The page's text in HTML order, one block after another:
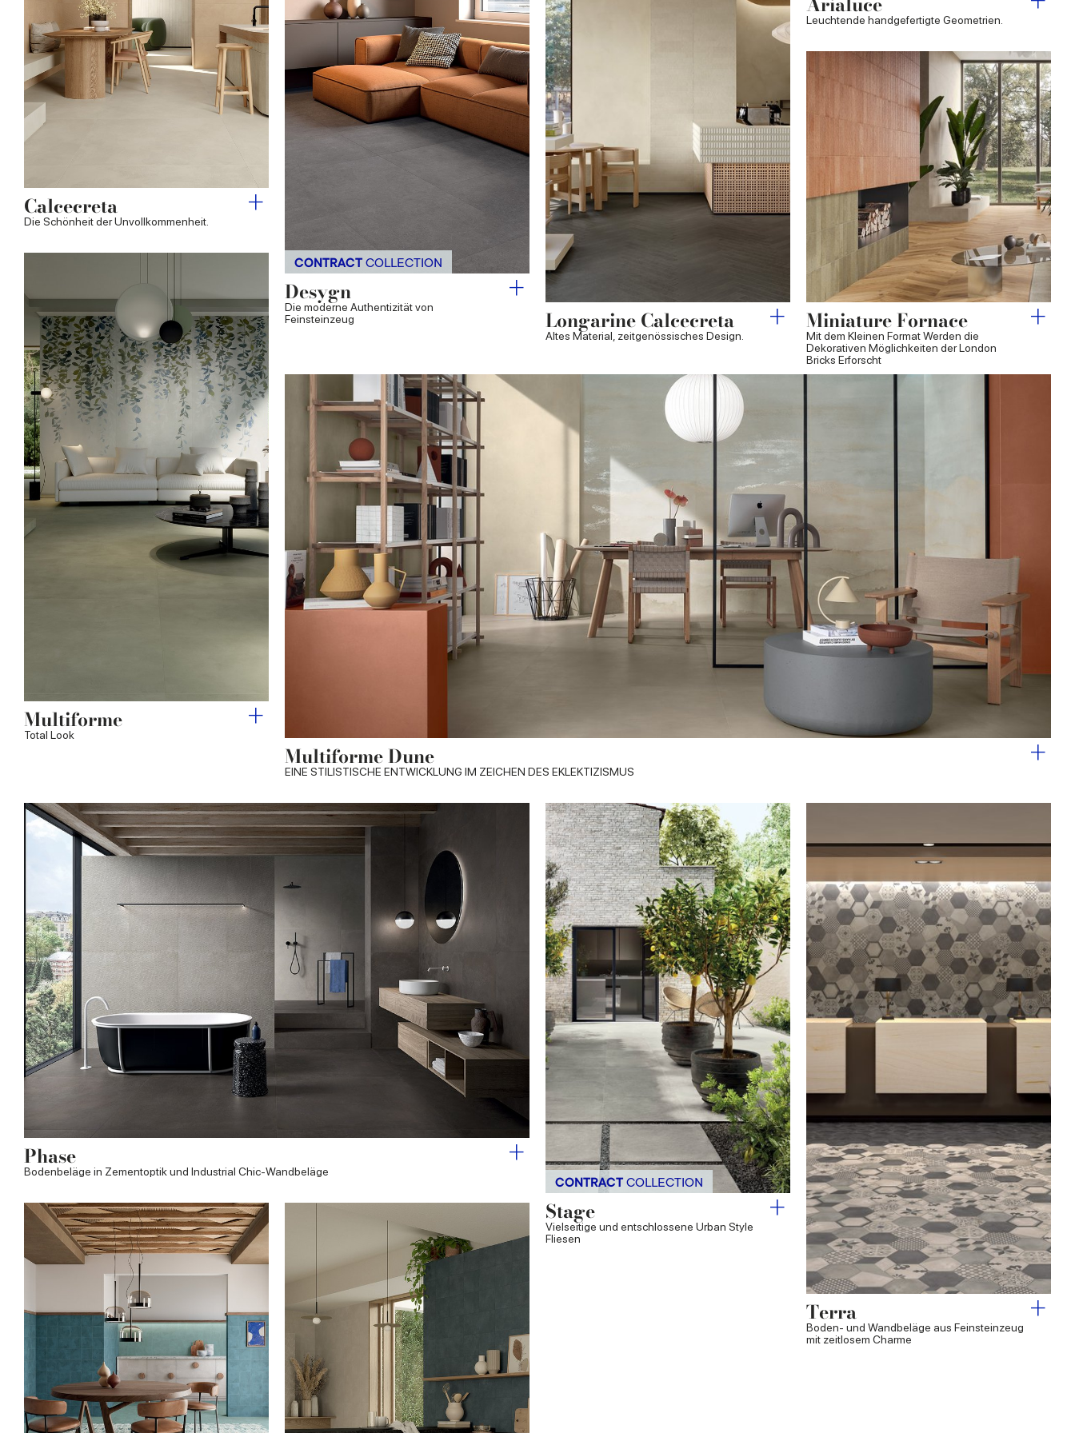
Leuchtende handgefertigte Geometrien.
Calcecreta
Die Schönheit der Unvollkommenheit.
CONTRACT COLLECTION
Desygn
Die moderne Authentizität von
Feinsteinzeug
Longarine Calcecreta
Altes Material, zeitgenössisches Design.
Miniature Fornace
Mit dem Kleinen Format Werden die
Dekorativen Möglichkeiten der London
Bricks Erforscht
Multiforme
Total Look
Multiforme Dune
EINE STILISTISCHE ENTWICKLUNG IM ZEICHEN DES EKLEKTIZISMUS
Phase
Bodenbeläge in Zementoptik und Industrial Chic-Wandbeläge
CONTRACT COLLECTION
Stage
Vielseitige und entschlossene Urban Style
Fliesen
Terra
Boden- und Wandbeläge aus Feinsteinzeug
mit zeitlosem Charme